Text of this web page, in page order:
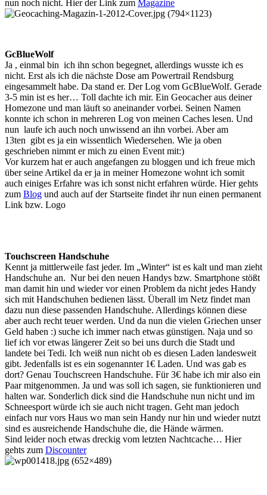
nun noch nicht. Hier der Link zum Magazine
GcBlueWolf
Ja , einmal bin ich ihn schon begegnet, allerdings wusste ich es
nicht. Erst als ich die nächste Dose am Powertrail Rendsburg
eingesammelt habe. Da stand er. Der Log vom GcBlueWolf. Gerade
3-5 min ist es her… Toll dachte ich mir. Ein Geocacher aus deiner
Homezone und man läuft so aneinander vorbei. Seinen Namen
konnte ich schon in mehreren Log von meinen Caches lesen. Und
nun laufe ich auch noch unwissend an ihn vorbei. Aber am
13ten gibt es ja ein wissentlich Wiedersehen. Wie ja oben
geschrieben nimmt er mich zu einen Event mit:)
Vor kurzem hat er auch angefangen zu bloggen und ich freue mich
über seine Artikel da er ja in meiner Homezone wohnt ich somit
auch einiges Erfahre was ich sonst nicht erfahren würde. Hier gehts
zum Blog und auch auf der Startseite findet ihr nun einen permanent
Link bzw. Logo
Touchscreen Handschuhe
Kennt ja mittlerweile fast jeder. Im „Winter“ ist es kalt und man zieht
Handschuhe an. Nur bei den neuen Handys bzw. Smartphone stößt
man damit hin und wieder vor einen Problem da nicht jedes Handy
sich mit Handschuhen bedienen lässt. Überall im Netz findet man
dazu nun diese passenden Handschuhe. Allerdings können diese
aber auch recht teuer werden. Und da nun die vielen Griechen unser
Geld haben :) suche ich immer nach etwas günstigen. Naja und so
lief ich vor etwas längerer Zeit so bei uns durch die Stadt und
landete bei Tedi. Ich weiß nun nicht ob es diesen Laden landesweit
gibt. Jedenfalls ist es ein sogenannter 1€ Laden. Und was gab es
dort? Genau Touchscreen Handschuhe. Für 3€ habe ich mir also ein
Paar mitgenommen. Ja und was soll ich sagen, sie funktionieren und
halten war. Sonderlich dick sind die Handschuhe nun nicht und im
Schneesport würde ich sie auch nicht tragen. Geht man jedoch
einfach nur vors Haus wo man sein Handy nur hin und wieder nutzt
sind es ausreichende Handschuhe die, die Hände wärmen.
Sind leider noch etwas dreckig vom letzten Nachtcache… Hier
gehts zum Discounter